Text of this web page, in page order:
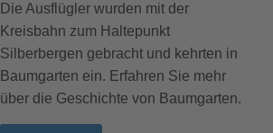
Die Ausflügler wurden mit der
Kreisbahn zum Haltepunkt
Silberbergen gebracht und kehrten in
Baumgarten ein. Erfahren Sie mehr
über die Geschichte von Baumgarten.